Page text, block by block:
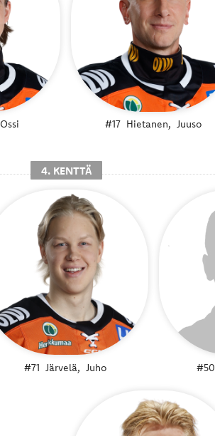
Ossi #17 Hietanen, Juuso
4. KENTTÄ
#71 Järvelä, Juho #50